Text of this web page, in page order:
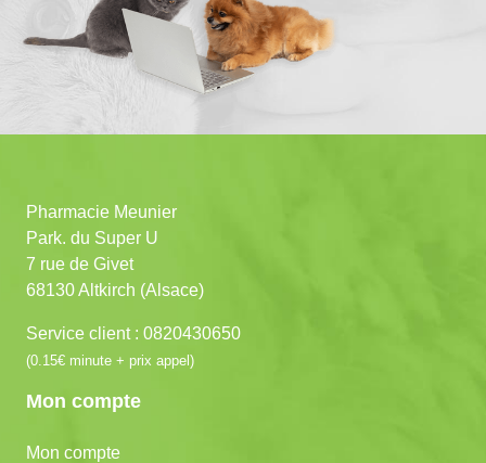
Pharmacie Meunier
Park. du Super U
7 rue de Givet
68130 Altkirch (Alsace)
Service client : 0820430650
(0.15€ minute + prix appel)
Mon compte
Mon compte